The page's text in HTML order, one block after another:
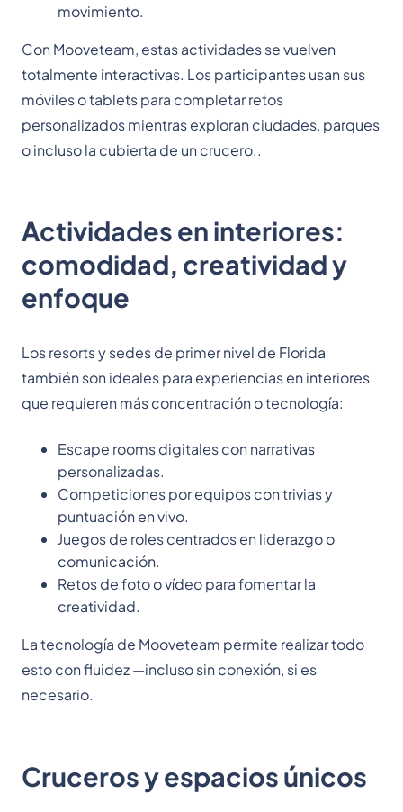
movimiento.
Con Mooveteam, estas actividades se vuelven
totalmente interactivas. Los participantes usan sus
móviles o tablets para completar retos
personalizados mientras exploran ciudades, parques
o incluso la cubierta de un crucero..
Actividades en interiores:
comodidad, creatividad y
enfoque
Los resorts y sedes de primer nivel de Florida
también son ideales para experiencias en interiores
que requieren más concentración o tecnología:
Escape rooms digitales con narrativas
personalizadas.
Competiciones por equipos con trivias y
puntuación en vivo.
Juegos de roles centrados en liderazgo o
comunicación.
Retos de foto o vídeo para fomentar la
creatividad.
La tecnología de Mooveteam permite realizar todo
esto con fluidez —incluso sin conexión, si es
necesario.
Cruceros y espacios únicos